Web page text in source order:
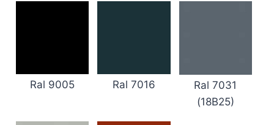
Ral 9005 Ral 7016
Ral 7031
(18B25)